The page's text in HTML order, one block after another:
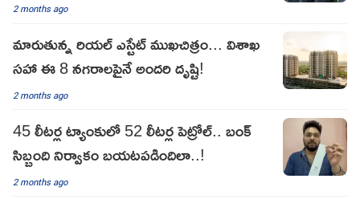
2 months ago
మారుతున్న రియల్ ఎస్టేట్ ముఖచిత్రం... విశాఖ
సహా ఈ 8 నగరాలపైనే అందరి దృష్టి!
2 months ago
45 లీటర్ల ట్యాంకులో 52 లీటర్ల పెట్రోల్‌.. బంక్‌
సిబ్బంది నిర్వాకం బయటపడిందిలా..!
2 months ago